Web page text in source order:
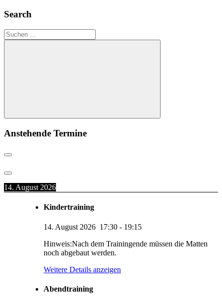
Search
Suchen
nach:
Suchen
Anstehende Termine
14. August 2026
Kindertraining
14. August 2026 17:30 - 19:15
Hinweis:Nach dem Trainingende müssen die Matten
noch abgebaut werden.
Weitere Details anzeigen
Abendtraining